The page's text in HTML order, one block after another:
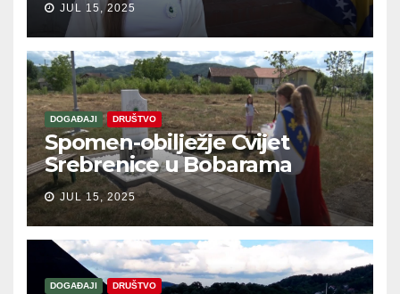
JUL 15, 2025
DOGAĐAJI DRUŠTVO
Spomen-obilježje Cvijet
Srebrenice u Bobarama
JUL 15, 2025
DOGAĐAJI DRUŠTVO